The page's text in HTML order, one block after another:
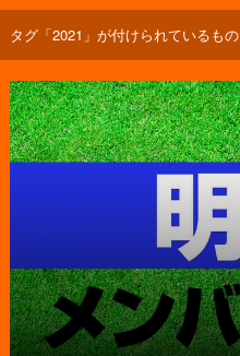
タグ「2021」が付けられているもの